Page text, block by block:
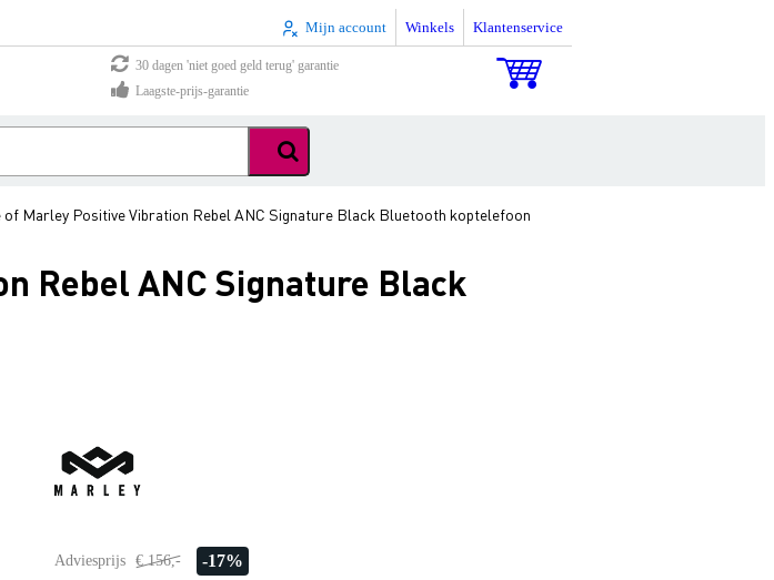
Mijn account Winkels Klantenservice
30 dagen 'niet goed geld terug' garantie
Laagste-prijs-garantie
of Marley Positive Vibration Rebel ANC Signature Black Bluetooth koptelefoon
Rebel ANC Signature Black
Adviesprijs € 156,- -17%